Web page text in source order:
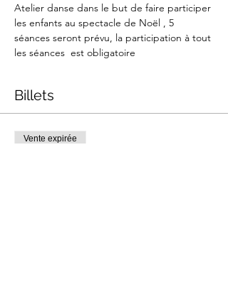
Atelier danse dans le but de faire participer
les enfants au spectacle de Noël , 5
séances seront prévu, la participation à tout
les séances  est obligatoire
Billets
Vente expirée